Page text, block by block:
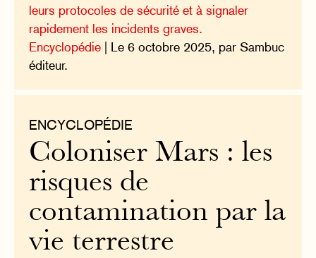
leurs protocoles de sécurité et à signaler
rapidement les incidents graves.
Encyclopédie | Le 6 octobre 2025, par Sambuc
éditeur.
ENCYCLOPÉDIE
Coloniser Mars : les
risques de
contamination par la
vie terrestre